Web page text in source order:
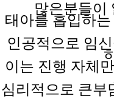
많은분들이
태아를 흡입하는
인공적으로 임
이는 진행 자체
심리적으로 큰부